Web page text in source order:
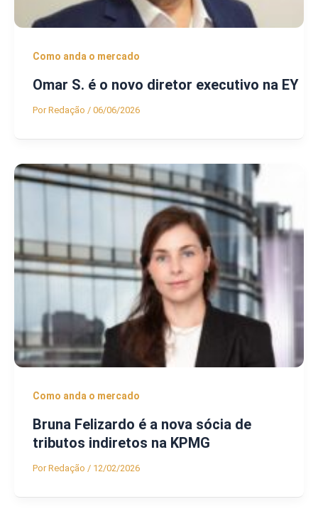
Como anda o mercado
Omar S. é o novo diretor executivo na EY
PorRedação / 06/06/2026
Como anda o mercado
Bruna Felizardo é a nova sócia de
tributos indiretos na KPMG
PorRedação / 12/02/2026